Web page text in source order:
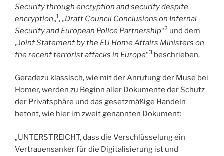
Security through encryption and security despite
encryption„1, „Draft Council Conclusions on Internal
Security and European Police Partnership“2 und dem
„Joint Statement by the EU Home Affairs Ministers on
the recent terrorist attacks in Europe“3 beschrieben.
Geradezu klassisch, wie mit der Anrufung der Muse bei
Homer, werden zu Beginn aller Dokumente der Schutz
der Privatsphäre und das gesetzmäßige Handeln
betont, wie hier im zweit genannten Dokument:
„UNTERSTREICHT, dass die Verschlüsselung ein
Vertrauensanker für die Digitalisierung ist und